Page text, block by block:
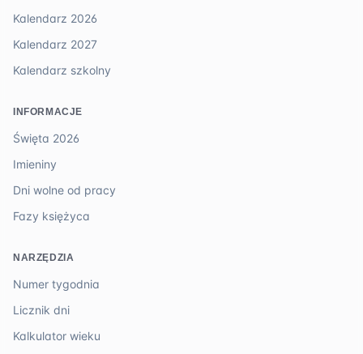
Kalendarz 2026
Kalendarz 2027
Kalendarz szkolny
INFORMACJE
Święta 2026
Imieniny
Dni wolne od pracy
Fazy księżyca
NARZĘDZIA
Numer tygodnia
Licznik dni
Kalkulator wieku